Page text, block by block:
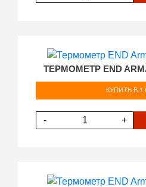
ТЕРМОМЕТР END
КУПИТЬ В 1
- +